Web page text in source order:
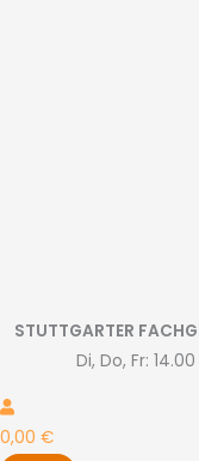
STUTTGARTER
Di, Do, Fr:
0,00 €